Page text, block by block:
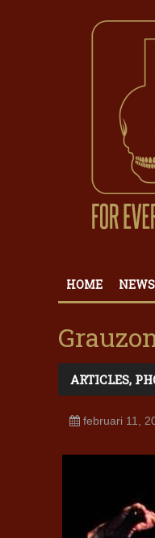
HOME NEWS
ARTICLES,
februari 11,